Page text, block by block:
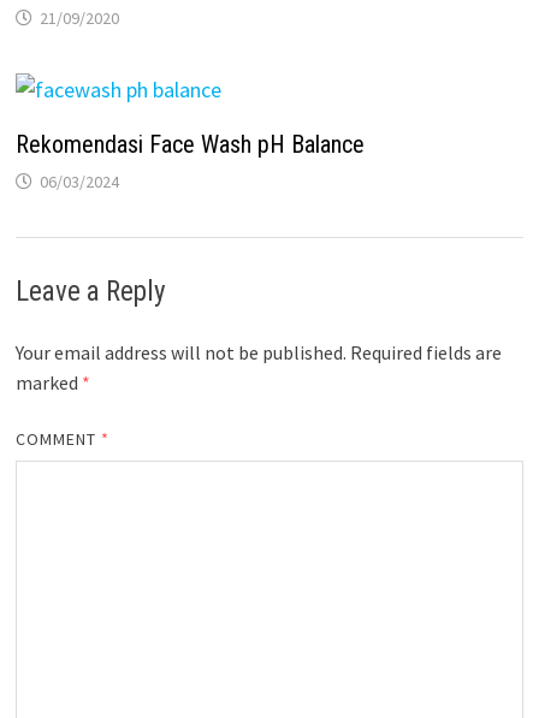
21/09/2020
Rekomendasi Face Wash pH Balance
06/03/2024
Leave a Reply
Your email address will not be published. Required fields are
marked *
COMMENT *